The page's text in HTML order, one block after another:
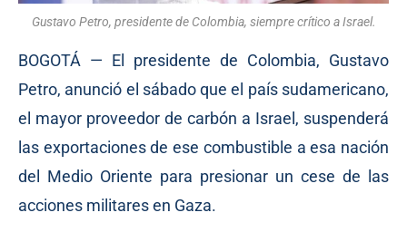
Gustavo Petro, presidente de Colombia, siempre crítico a Israel.
BOGOTÁ — El presidente de Colombia, Gustavo
Petro, anunció el sábado que el país sudamericano,
el mayor proveedor de carbón a Israel, suspenderá
las exportaciones de ese combustible a esa nación
del Medio Oriente para presionar un cese de las
acciones militares en Gaza.